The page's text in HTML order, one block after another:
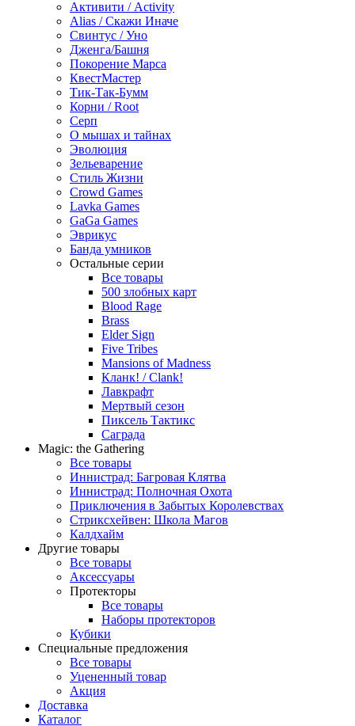
Активити / Activity
Alias / Скажи Иначе
Свинтус / Уно
Дженга/Башня
Покорение Марса
КвестМастер
Тик-Так-Бумм
Корни / Root
Серп
О мышах и тайнах
Эволюция
Зельеварение
Стиль Жизни
Crowd Games
Lavka Games
GaGa Games
Эврикус
Банда умников
Остальные серии
Все товары
500 злобных карт
Blood Rage
Brass
Elder Sign
Five Tribes
Mansions of Madness
Кланк! / Clank!
Лавкрафт
Мертвый сезон
Пиксель Тактикс
Саграда
Magic: the Gathering
Все товары
Иннистрад: Багровая Клятва
Иннистрад: Полночная Охота
Приключения в Забытых Королевствах
Стриксхейвен: Школа Магов
Калдхайм
Другие товары
Все товары
Аксессуары
Протекторы
Все товары
Наборы протекторов
Кубики
Специальные предложения
Все товары
Уцененный товар
Акция
Доставка
Каталог